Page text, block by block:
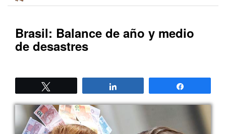
Brasil: Balance de año y medio
de desastres